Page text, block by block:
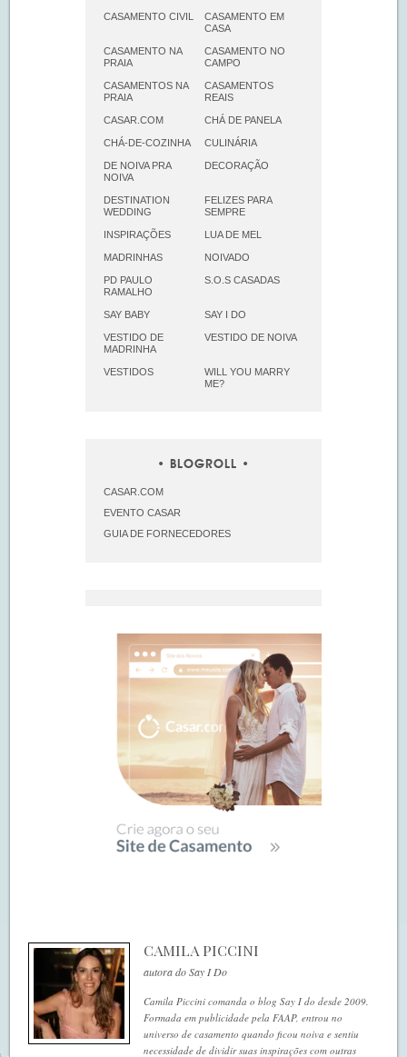
CASAMENTO CIVIL
CASAMENTO EM
CASA
CASAMENTO NA
PRAIA
CASAMENTO NO
CAMPO
CASAMENTOS NA
PRAIA
CASAMENTOS
REAIS
CASAR.COM CHÁ DE PANELA
CHÁ-DE-COZINHA CULINÁRIA
DE NOIVA PRA
NOIVA
DECORAÇÃO
DESTINATION
WEDDING
FELIZES PARA
SEMPRE
INSPIRAÇÕES LUA DE MEL
MADRINHAS NOIVADO
PD PAULO
RAMALHO
S.O.S CASADAS
SAY BABY SAY I DO
VESTIDO DE
MADRINHA
VESTIDO DE NOIVA
VESTIDOS
WILL YOU MARRY
ME?
BLOGROLL
CASAR.COM
EVENTO CASAR
GUIA DE FORNECEDORES
CAMILA PICCINI
autora do Say I Do
Camila Piccini comanda o blog Say I do desde 2009.
Formada em publicidade pela FAAP, entrou no
universo de casamento quando ficou noiva e sentiu
necessidade de dividir suas inspirações com outras